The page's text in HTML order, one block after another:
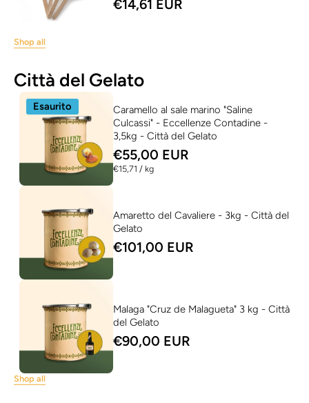
€14,61 EUR
Shop all
Città del Gelato
Esaurito
Caramello al sale marino "Saline
Culcassi" - Eccellenze Contadine -
3,5kg - Città del Gelato
€55,00 EUR
€15,71 / per
kg
Amaretto del Cavaliere - 3kg - Città del
Gelato
€101,00 EUR
Malaga "Cruz de Malagueta" 3 kg - Città
del Gelato
€90,00 EUR
Shop all